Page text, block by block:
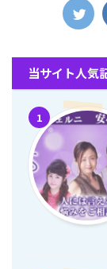
当サイト人気
1